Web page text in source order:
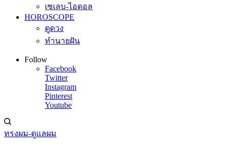
เซเลบ-ไอดอล
HOROSCOPE
ดูดวง
ทำนายฝัน
Follow
Facebook
Twitter
Instagram
Pinterest
Youtube
ทรงผม-ดูแลผม